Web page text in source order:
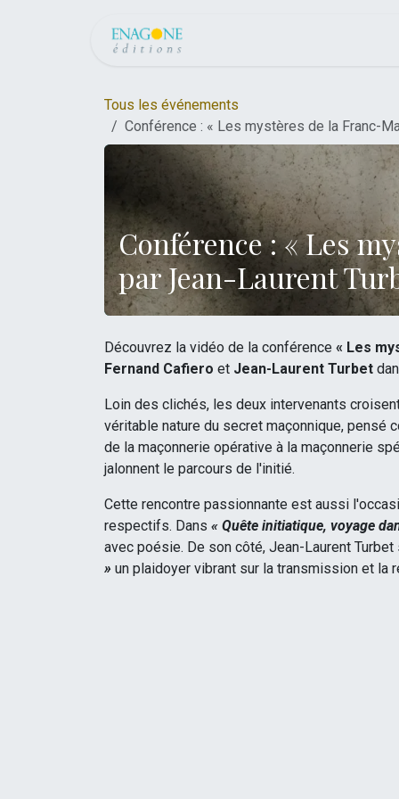
Tous les événements
Conférence : « Les mystères de la Franc-
Conférence : « Les
par Jean-Laurent
Découvrez la vidéo de la conférence « Les
Fernand Cafiero et Jean-Laurent Turbet
Loin des clichés, les deux intervenants
véritable nature du secret maçonnique, pensé
de la maçonnerie opérative à la maçonnerie
jalonnent le parcours de l'initié.
Cette rencontre passionnante est aussi
respectifs. Dans « Quête initiatique, voyage
avec poésie. De son côté, Jean-Laurent Turbet
» un plaidoyer vibrant sur la transmission et la